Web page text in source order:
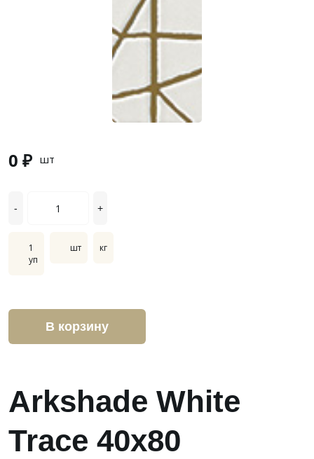
Arkshade White
Trace 40x80
0 ₽ шт
- +
1
уп
шт кг
В корзину